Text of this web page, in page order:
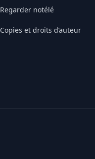
Regarder notélé
Copies et droits d’auteur